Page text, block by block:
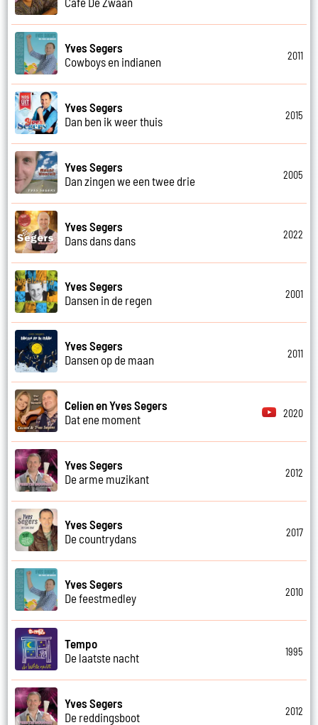
Yves Segers
Cowboys en indianen
2011
Yves Segers
Dan ben ik weer thuis
2015
Yves Segers
Dan zingen we een twee drie
2005
Yves Segers
Dans dans dans
2022
Yves Segers
Dansen in de regen
2001
Yves Segers
Dansen op de maan
2011
Celien en Yves Segers
Dat ene moment
2020
Yves Segers
De arme muzikant
2012
Yves Segers
De countrydans
2017
Yves Segers
De feestmedley
2010
Tempo
De laatste nacht
1995
Yves Segers
De reddingsboot
2012